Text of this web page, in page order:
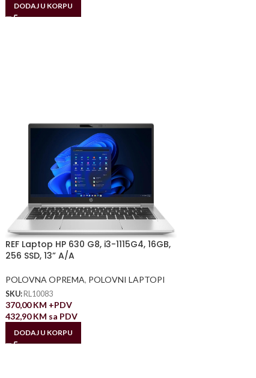
DODAJ U KORPU
REF Laptop HP 630 G8, i3-1115G4, 16GB,
256 SSD, 13” A/A
POLOVNA OPREMA, POLOVNI LAPTOPI
SKU: RL10083
370,00KM +PDV
432,90KM sa PDV
DODAJ U KORPU